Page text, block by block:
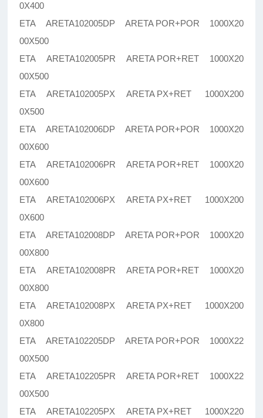
0X400
ETA ARETA102005DP ARETA POR+POR 1000X20
00X500
ETA ARETA102005PR ARETA POR+RET 1000X20
00X500
ETA ARETA102005PX ARETA PX+RET 1000X200
0X500
ETA ARETA102006DP ARETA POR+POR 1000X20
00X600
ETA ARETA102006PR ARETA POR+RET 1000X20
00X600
ETA ARETA102006PX ARETA PX+RET 1000X200
0X600
ETA ARETA102008DP ARETA POR+POR 1000X20
00X800
ETA ARETA102008PR ARETA POR+RET 1000X20
00X800
ETA ARETA102008PX ARETA PX+RET 1000X200
0X800
ETA ARETA102205DP ARETA POR+POR 1000X22
00X500
ETA ARETA102205PR ARETA POR+RET 1000X22
00X500
ETA ARETA102205PX ARETA PX+RET 1000X220